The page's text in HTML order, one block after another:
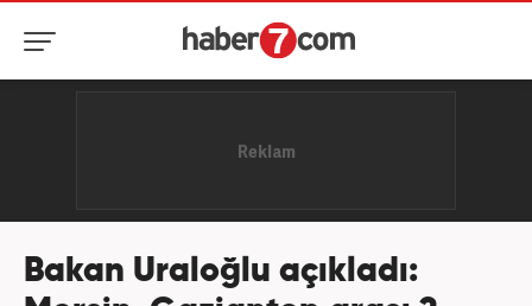
Bakan Uraloğlu açıkladı: